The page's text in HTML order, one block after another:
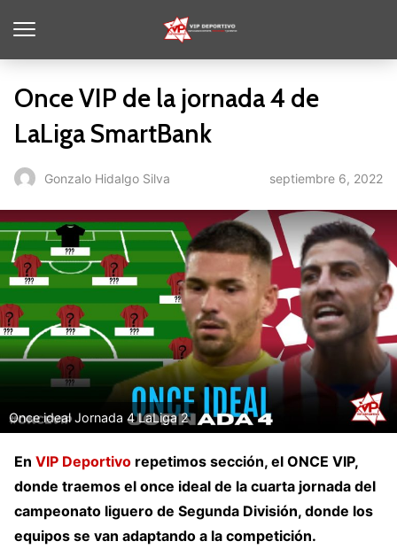
Once VIP de la jornada 4 de
LaLiga SmartBank
Gonzalo Hidalgo Silva septiembre 6, 2022
Once ideal Jornada 4 LaLiga 2
En VIP Deportivo repetimos sección, el ONCE VIP,
donde traemos el once ideal de la cuarta jornada del
campeonato liguero de Segunda División, donde los
equipos se van adaptando a la competición.